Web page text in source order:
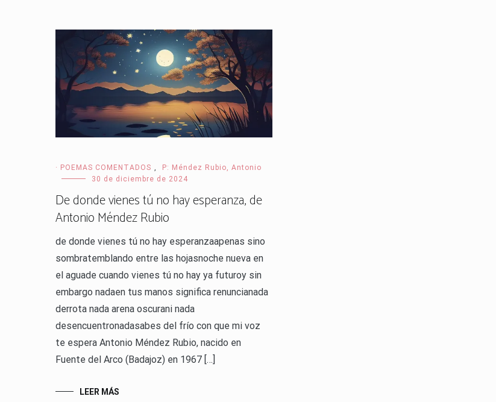
· POEMAS COMENTADOS ,
P: Méndez Rubio, Antonio
30 de diciembre de 2024
De donde vienes tú no hay esperanza, de
Antonio Méndez Rubio
de donde vienes tú no hay esperanzaapenas sino
sombratemblando entre las hojasnoche nueva en
el aguade cuando vienes tú no hay ya futuroy sin
embargo nadaen tus manos significa renuncianada
derrota nada arena oscurani nada
desencuentronadasabes del frío con que mi voz
te espera Antonio Méndez Rubio, nacido en
Fuente del Arco (Badajoz) en 1967 […]
LEER MÁS